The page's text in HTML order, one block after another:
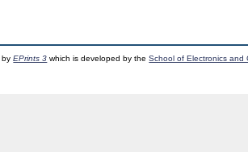
byEPrints 3 which is developed by theSchool of Electronics and